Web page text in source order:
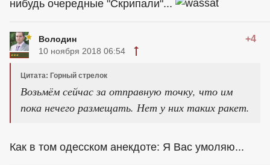
нибудь очередные "Скрипали"...
Володин +4
10 ноября 2018 06:54
Цитата: Горный стрелок
Возьмём сейчас за отправную точку, что им
пока нечего размещать. Нет у них таких ракет.
Как в том одесском анекдоте: Я Вас умоляю...